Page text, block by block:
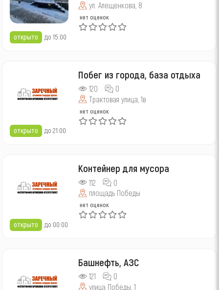
открыто до 15:00
ул. Алещенкова, 8
нет оценок
открыто до 21:00
Побег из города, база отдыха
120
0
Трактовая улица, 1в
нет оценок
открыто до 00:00
Контейнер для мусора
112
0
площадь Победы
нет оценок
Башнефть, АЗС
121
0
улица Победы, 1